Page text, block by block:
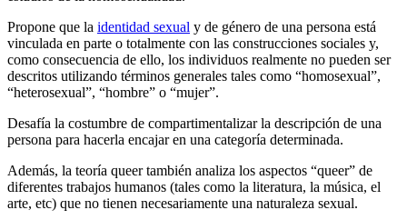
Propone que la identidad sexual y de género de una persona está
vinculada en parte o totalmente con las construcciones sociales y,
como consecuencia de ello, los individuos realmente no pueden ser
descritos utilizando términos generales tales como “homosexual”,
“heterosexual”, “hombre” o “mujer”.
Desafía la costumbre de compartimentalizar la descripción de una
persona para hacerla encajar en una categoría determinada.
Además, la teoría queer también analiza los aspectos “queer” de
diferentes trabajos humanos (tales como la literatura, la música, el
arte, etc) que no tienen necesariamente una naturaleza sexual.